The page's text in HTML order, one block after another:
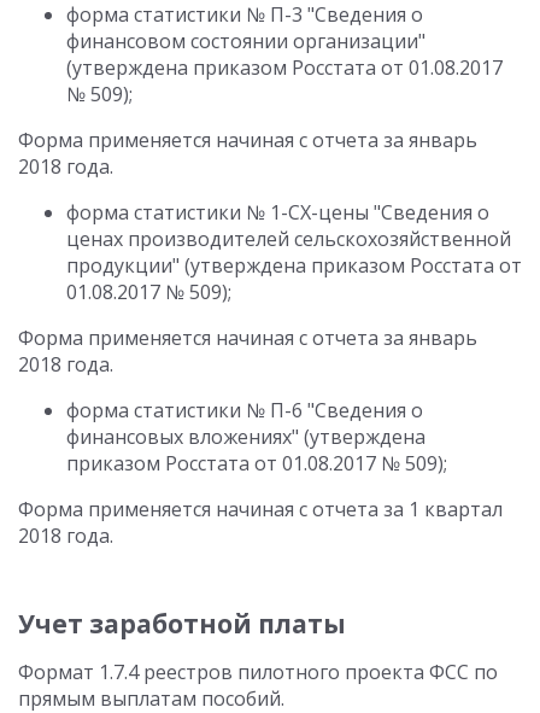
форма статистики № П-3 "Сведения о
финансовом состоянии организации"
(утверждена приказом Росстата от 01.08.2017
№ 509);
Форма применяется начиная с отчета за январь
2018 года.
форма статистики № 1-СХ-цены "Сведения о
ценах производителей сельскохозяйственной
продукции" (утверждена приказом Росстата от
01.08.2017 № 509);
Форма применяется начиная с отчета за январь
2018 года.
форма статистики № П-6 "Сведения о
финансовых вложениях" (утверждена
приказом Росстата от 01.08.2017 № 509);
Форма применяется начиная с отчета за 1 квартал
2018 года.
Учет заработной платы
Формат 1.7.4 реестров пилотного проекта ФСС по
прямым выплатам пособий.